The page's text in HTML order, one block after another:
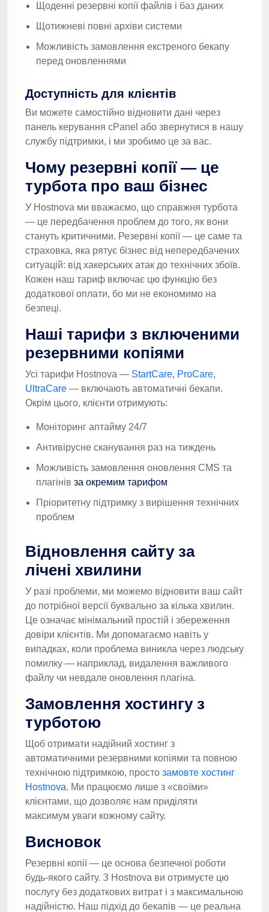
Щоденні резервні копії файлів і баз даних
Щотижневі повні архіви системи
Можливість замовлення екстреного бекапу
перед оновленнями
Доступність для клієнтів
Ви можете самостійно відновити дані через
панель керування cPanel або звернутися в нашу
службу підтримки, і ми зробимо це за вас.
Чому резервні копії — це
турбота про ваш бізнес
У Hostnova ми вважаємо, що справжня турбота
— це передбачення проблем до того, як вони
стануть критичними. Резервні копії — це саме та
страховка, яка рятує бізнес від непередбачених
ситуацій: від хакерських атак до технічних збоїв.
Кожен наш тариф включає цю функцію без
додаткової оплати, бо ми не економимо на
безпеці.
Наші тарифи з включеними
резервними копіями
Усі тарифи Hostnova — StartCare, ProCare,
UltraCare — включають автоматичні бекапи.
Окрім цього, клієнти отримують:
Моніторинг аптайму 24/7
Антивірусне сканування раз на тиждень
Можливість замовлення оновлення CMS та
плагінів за окремим тарифом
Пріоритетну підтримку з вирішення технічних
проблем
Відновлення сайту за
лічені хвилини
У разі проблеми, ми можемо відновити ваш сайт
до потрібної версії буквально за кілька хвилин.
Це означає мінімальний простій і збереження
довіри клієнтів. Ми допомагаємо навіть у
випадках, коли проблема виникла через людську
помилку — наприклад, видалення важливого
файлу чи невдале оновлення плагіна.
Замовлення хостингу з
турботою
Щоб отримати надійний хостинг з
автоматичними резервними копіями та повною
технічною підтримкою, просто замовте хостинг
Hostnova. Ми працюємо лише з «своїми»
клієнтами, що дозволяє нам приділяти
максимум уваги кожному сайту.
Висновок
Резервні копії — це основа безпечної роботи
будь-якого сайту. З Hostnova ви отримуєте цю
послугу без додаткових витрат і з максимальною
надійністю. Наш підхід до бекапів — це реальна